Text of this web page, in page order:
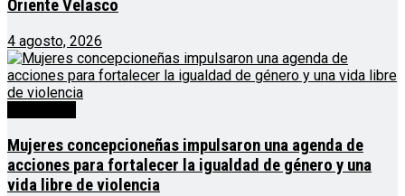
Oriente Velasco
4 agosto, 2026
Mujeres concepcioneñas impulsaron una agenda de
acciones para fortalecer la igualdad de género y una
vida libre de violencia